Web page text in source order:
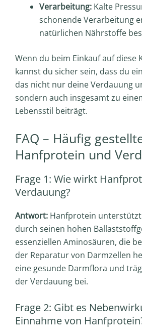
Verarbeitung: Kalte
schonende Verarbeitung
natürlichen Nährstoffe
Wenn du beim Einkauf auf diese
kannst du sicher sein, dass du
das nicht nur deine Verdauung
sondern auch insgesamt zu
Lebensstil beiträgt.
FAQ – Häufig
Hanfprotein und
Frage 1: Wie wirkt
Verdauung?
Antwort: Hanfprotein
durch seinen hohen
essenziellen Aminosäuren, die
der Reparatur von Darmzellen
eine gesunde Darmflora und
der Verdauung bei.
Frage 2: Gibt es
Einnahme von